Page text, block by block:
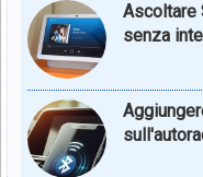
Ascoltare
senza